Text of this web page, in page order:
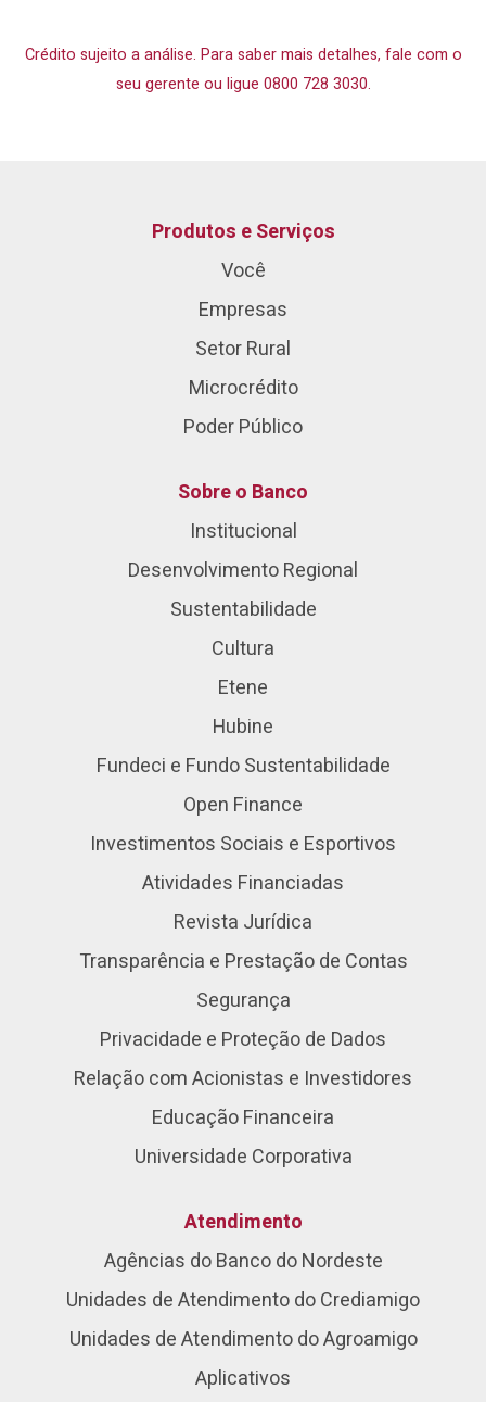
Crédito sujeito a análise. Para saber mais detalhes, fale com o
seu gerente ou ligue 0800 728 3030.
Produtos e Serviços
Você
Empresas
Setor Rural
Microcrédito
Poder Público
Sobre o Banco
Institucional
Desenvolvimento Regional
Sustentabilidade
Cultura
Etene
Hubine
Fundeci e Fundo Sustentabilidade
Open Finance
Investimentos Sociais e Esportivos
Atividades Financiadas
Revista Jurídica
Transparência e Prestação de Contas
Segurança
Privacidade e Proteção de Dados
Relação com Acionistas e Investidores
Educação Financeira
Universidade Corporativa
Atendimento
Agências do Banco do Nordeste
Unidades de Atendimento do Crediamigo
Unidades de Atendimento do Agroamigo
Aplicativos